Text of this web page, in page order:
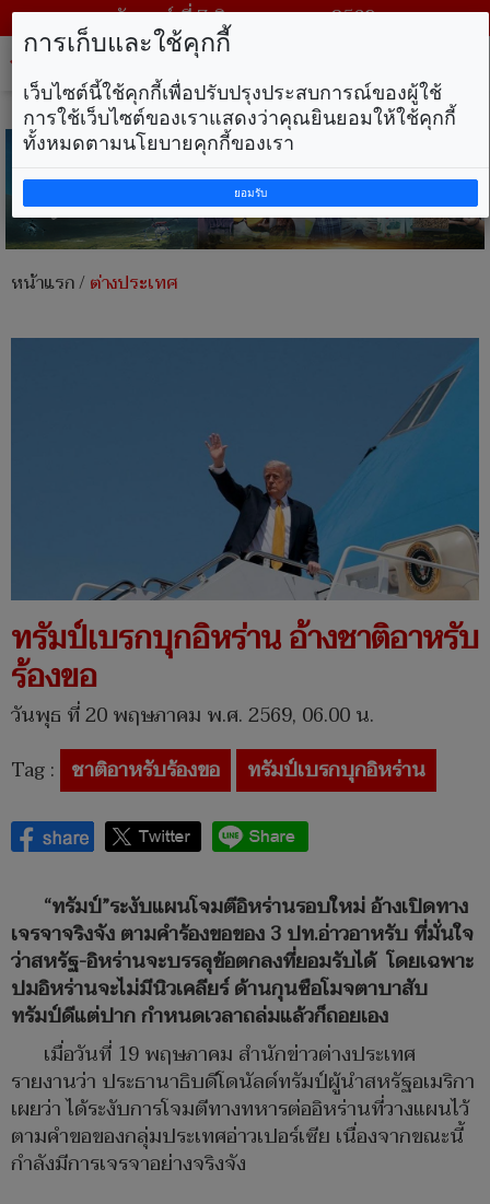
วันศุกร์ ที่ 7 สิงหาคม พ.ศ. 2569
หน้าแรก/ต่างประเทศ
ทรัมป์เบรกบุกอิหร่าน อ้างชาติอาหรับ
ร้องขอ
วันพุธ ที่ 20 พฤษภาคม พ.ศ. 2569, 06.00 น.
Tag : ชาติอาหรับร้องขอ ทรัมป์เบรกบุกอิหร่าน
“ทรัมป์”ระงับแผนโจมตีอิหร่านรอบใหม่ อ้างเปิดทาง
เจรจาจริงจัง ตามคำร้องขอของ 3 ปท.อ่าวอาหรับ ที่มั่นใจ
ว่าสหรัฐ-อิหร่านจะบรรลุข้อตกลงที่ยอมรับได้ โดยเฉพาะ
ปมอิหร่านจะไม่มีนิวเคลียร์ ด้านกุนซือโมจตาบาสับ
ทรัมป์ดีแต่ปาก กำหนดเวลาถล่มแล้วก็ถอยเอง
เมื่อวันที่ 19 พฤษภาคม สำนักข่าวต่างประเทศ
รายงานว่า ประธานาธิบดีโดนัลด์ทรัมป์ผู้นำสหรัฐอเมริกา
เผยว่า ได้ระงับการโจมตีทางทหารต่ออิหร่านที่วางแผนไว้
ตามคำขอของกลุ่มประเทศอ่าวเปอร์เซีย เนื่องจากขณะนี้
กำลังมีการเจรจาอย่างจริงจัง
การเก็บและใช้คุกกี้
เว็บไซต์นี้ใช้คุกกี้เพื่อปรับปรุงประสบการณ์ของผู้ใช้
การใช้เว็บไซต์ของเราแสดงว่าคุณยินยอมให้ใช้คุกกี้
ทั้งหมดตามนโยบายคุกกี้ของเรา
ยอมรับ